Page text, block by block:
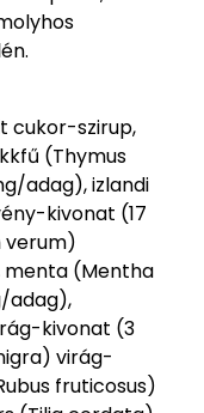
cukor-szirup,
(Thymus
adag), izlandi
kivonat (17
verum)
(Mentha
adag),
kivonat (3
virág-
fruticosus)